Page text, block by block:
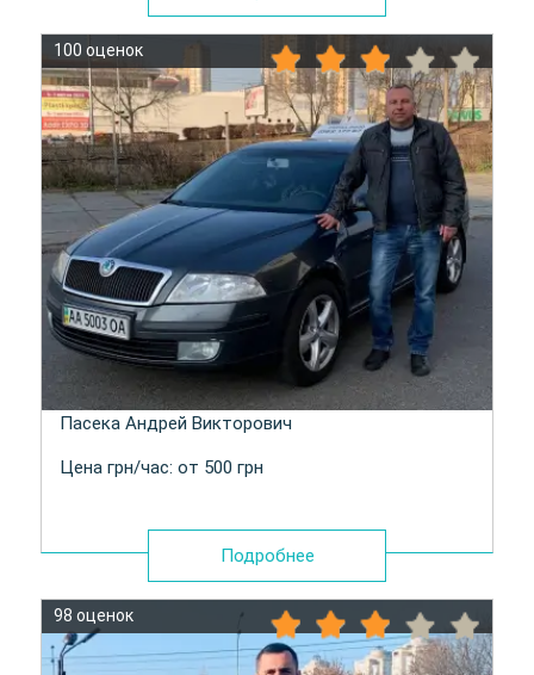
100 оценок
Пасека Андрей Викторович
Цена грн/час: от 500 грн
Подробнее
98 оценок